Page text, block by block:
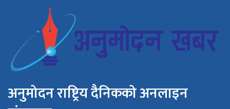
अनुमोदन राष्ट्रिय दैनिकको अनलाइन